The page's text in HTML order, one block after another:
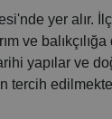
yer alır.
ve balıkçılığa
yapılar ve
tercih